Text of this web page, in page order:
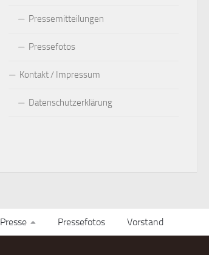
Pressemitteilungen
Pressefotos
Kontakt / Impressum
Datenschutzerklärung
Presse Pressefotos Vorstand